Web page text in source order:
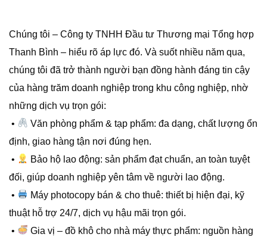
Chúng tôi – Công ty TNHH Đầu tư Thương mại Tổng hợp
Thanh Bình – hiểu rõ áp lực đó. Và suốt nhiều năm qua,
chúng tôi đã trở thành người bạn đồng hành đáng tin cậy
của hàng trăm doanh nghiệp trong khu công nghiệp, nhờ
những dịch vụ trọn gói:
•
Văn phòng phẩm & tạp phẩm: đa dạng, chất lượng ổn
định, giao hàng tận nơi đúng hẹn.
•
Bảo hộ lao động: sản phẩm đạt chuẩn, an toàn tuyệt
đối, giúp doanh nghiệp yên tâm về người lao động.
•
Máy photocopy bán & cho thuê: thiết bị hiện đại, kỹ
thuật hỗ trợ 24/7, dịch vụ hậu mãi trọn gói.
•
Gia vị – đồ khô cho nhà máy thực phẩm: nguồn hàng